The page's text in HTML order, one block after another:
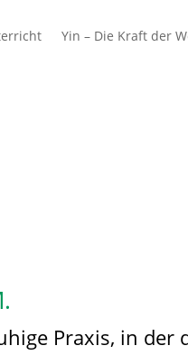
Yin – Die Kraft der
Praxis, in der